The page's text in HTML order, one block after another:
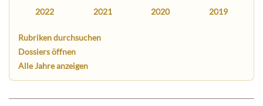
2022 2021 2020 2019
Rubriken durchsuchen
Dossiers öffnen
Alle Jahre anzeigen